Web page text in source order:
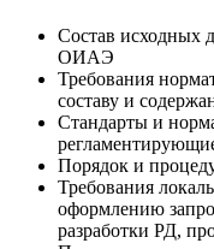
Состав исходных
ОИАЭ
Требования
составу и
Стандарты и
Порядок и
Требования
оформлению
разработки РД,